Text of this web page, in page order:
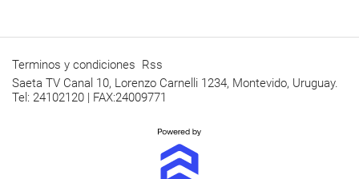
Terminos y condiciones Rss
Saeta TV Canal 10, Lorenzo Carnelli 1234, Montevido, Uruguay.
Tel: 24102120 | FAX:24009771